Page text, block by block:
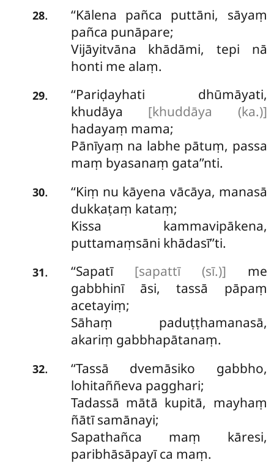
28.
‘‘Kālena pañca puttāni, sāyaṃ
pañca punāpare;
Vijāyitvāna khādāmi, tepi nā
honti me alaṃ.
29.
‘‘Pariḍayhati dhūmāyati,
khudāya [khuddāya (ka.)]
hadayaṃ mama;
Pānīyaṃ na labhe pātuṃ, passa
maṃ byasanaṃ gata’’nti.
30.
‘‘Kiṃ nu kāyena vācāya, manasā
dukkaṭaṃ kataṃ;
Kissa kammavipākena,
puttamaṃsāni khādasī’’ti.
31. ‘‘Sapatī [sapattī (sī.)] me
gabbhinī āsi, tassā pāpaṃ
acetayiṃ;
Sāhaṃ paduṭṭhamanasā,
akariṃ gabbhapātanaṃ.
32. ‘‘Tassā dvemāsiko gabbho,
lohitaññeva pagghari;
Tadassā mātā kupitā, mayhaṃ
ñātī samānayi;
Sapathañca maṃ kāresi,
paribhāsāpayī ca maṃ.